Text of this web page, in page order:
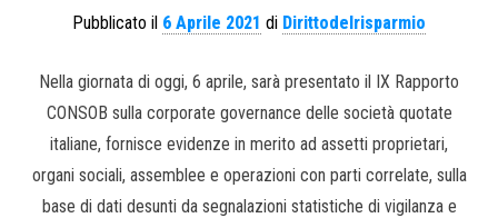
Pubblicato il 6 Aprile 2021 di Dirittodelrisparmio
Nella giornata di oggi, 6 aprile, sarà presentato il IX Rapporto
CONSOB sulla corporate governance delle società quotate
italiane, fornisce evidenze in merito ad assetti proprietari,
organi sociali, assemblee e operazioni con parti correlate, sulla
base di dati desunti da segnalazioni statistiche di vigilanza e